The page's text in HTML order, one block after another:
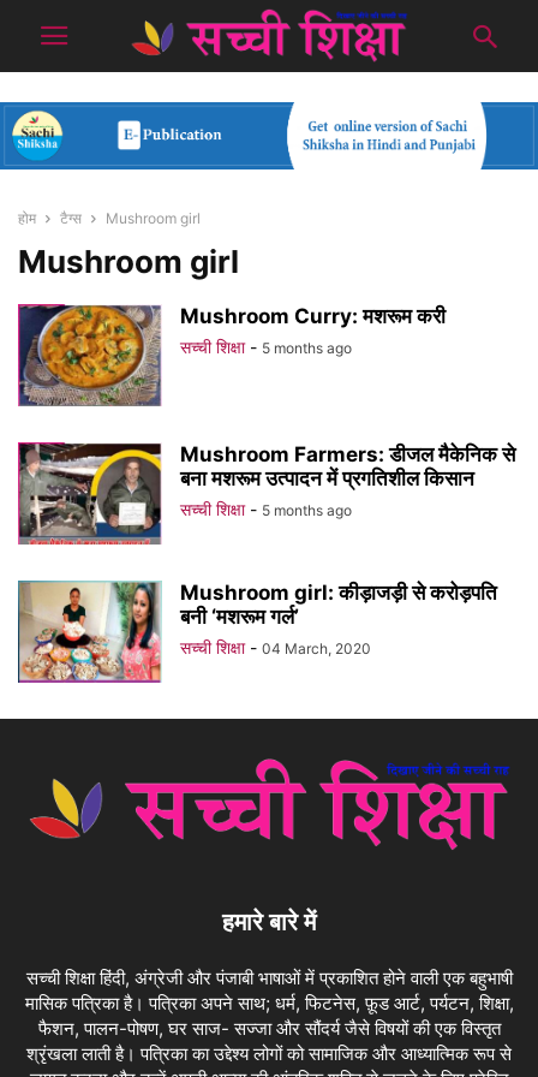
होम टैग्स Mushroom girl
Mushroom girl
Mushroom Curry: मशरूम करी
सच्ची शिक्षा - 5 months ago
Mushroom Farmers: डीजल मैकेनिक से
बना मशरूम उत्पादन में प्रगतिशील किसान
सच्ची शिक्षा - 5 months ago
Mushroom girl: कीड़ाजड़ी से करोड़पति
बनी ‘मशरूम गर्ल’
सच्ची शिक्षा - 04 March, 2020
हमारे बारे में
सच्ची शिक्षा हिंदी, अंग्रेजी और पंजाबी भाषाओं में प्रकाशित होने वाली एक बहुभाषी
मासिक पत्रिका है। पत्रिका अपने साथ; धर्म, फिटनेस, फ़ूड आर्ट, पर्यटन, शिक्षा,
फैशन, पालन-पोषण, घर साज- सज्जा और सौंदर्य जैसे विषयों की एक विस्तृत
श्रृंखला लाती है। पत्रिका का उद्देश्य लोगों को सामाजिक और आध्यात्मिक रूप से